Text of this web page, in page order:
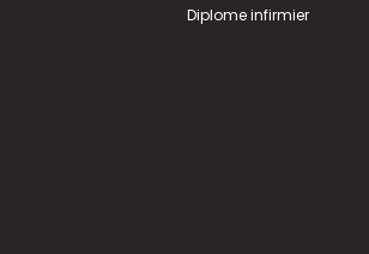
Diplome infirmier